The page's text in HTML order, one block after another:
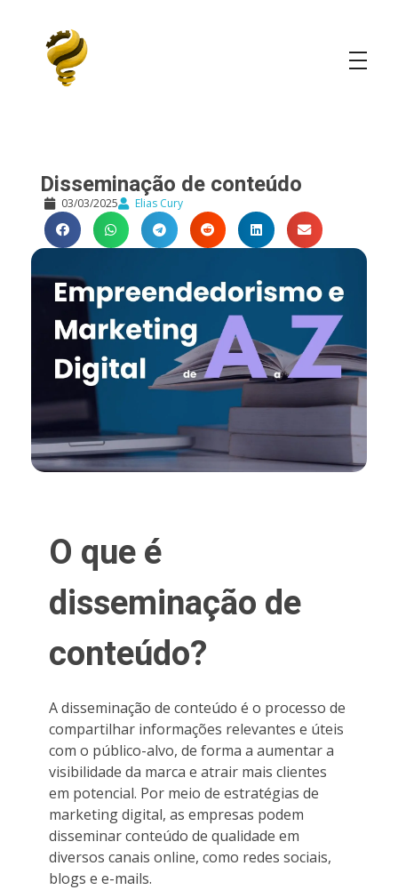
Disseminação de conteúdo
03/03/2025 Elias Cury
O que é
disseminação de
conteúdo?
A disseminação de conteúdo é o processo de
compartilhar informações relevantes e úteis
com o público-alvo, de forma a aumentar a
visibilidade da marca e atrair mais clientes
em potencial. Por meio de estratégias de
marketing digital, as empresas podem
disseminar conteúdo de qualidade em
diversos canais online, como redes sociais,
blogs e e-mails.